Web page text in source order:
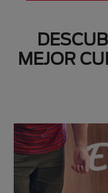
MEJOR